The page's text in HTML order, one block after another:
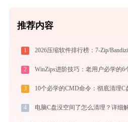
推荐内容
1
2 WinZips进阶技巧：老用户必学的6
3
4 电脑C盘没空间了怎么清理？详细